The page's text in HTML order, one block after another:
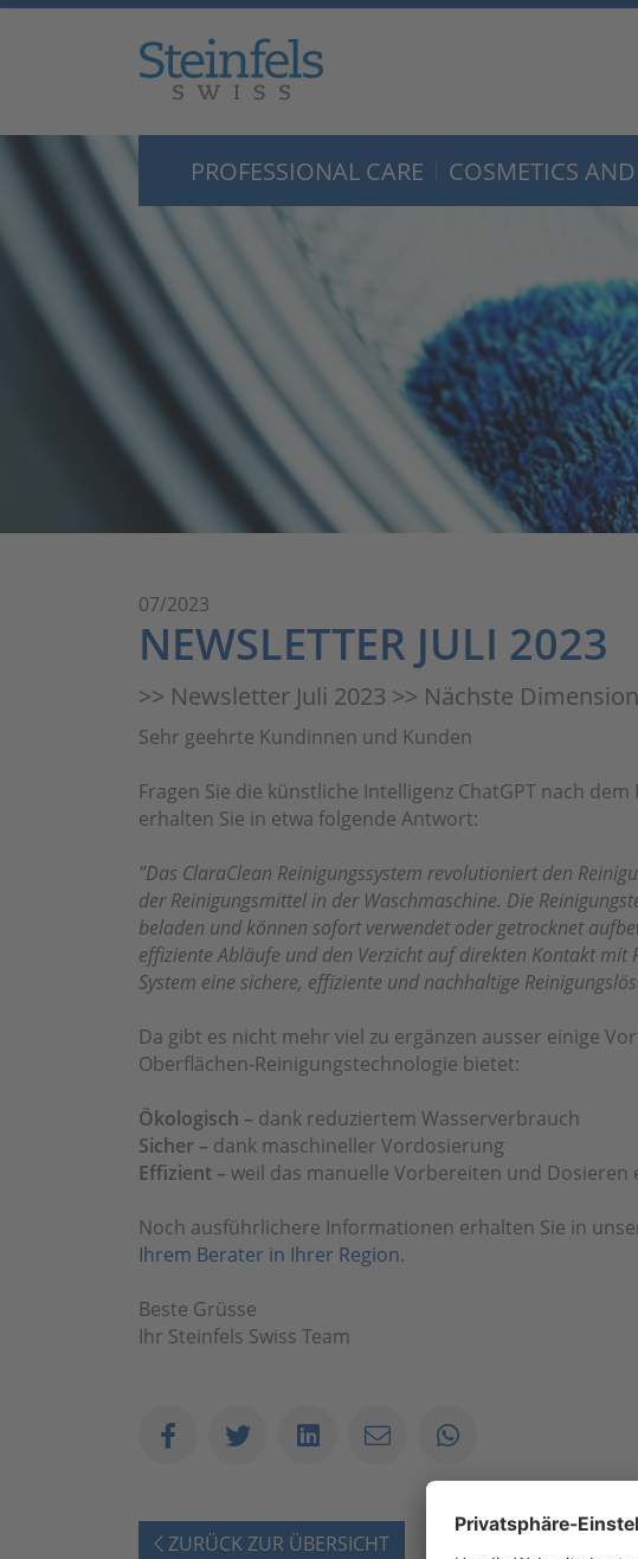
PROFESSIONAL CARE COSMETICS
07/2023
NEWSLETTER JULI 2023
>> Newsletter Juli 2023 >> Nächste
Sehr geehrte Kundinnen und Kunden
Fragen Sie die künstliche Intelligenz ChatGPT nach
erhalten Sie in etwa folgende Antwort:
"Das ClaraClean Reinigungssystem revolutioniert den
der Reinigungsmittel in der Waschmaschine. Die
beladen und können sofort verwendet oder getrocknet
effiziente Abläufe und den Verzicht auf direkten Kontakt mit
System eine sichere, effiziente und nachhaltige
Da gibt es nicht mehr viel zu ergänzen ausser einige
Oberflächen-Reinigungstechnologie bietet:
Ökologisch – dank reduziertem Wasserverbrauch
Sicher – dank maschineller Vordosierung
Effizient – weil das manuelle Vorbereiten und Dosieren
Noch ausführlichere Informationen erhalten Sie in
Ihrem Berater in Ihrer Region.
Beste Grüsse
Ihr Steinfels Swiss Team
ZURÜCK ZUR ÜBERSICHT